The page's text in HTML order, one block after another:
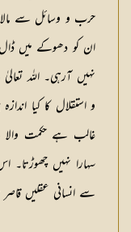
حرب و وسائل سے
ان کو دھوکے میں ڈال
نہیں آرہی۔ اللہ
و استقلال کا کیا
غالب ہے حکمت
سہارا نہیں
سے انسانی عقلیں